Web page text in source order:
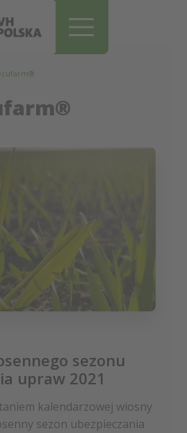
sezonu
upraw 2021
kalendarzowej wiosny
sezon ubezpieczania